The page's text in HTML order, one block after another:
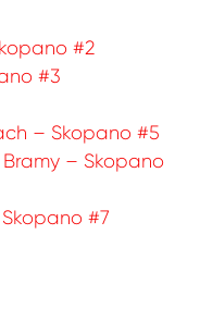
#2
#3
– Skopano #5
– Skopano
#7